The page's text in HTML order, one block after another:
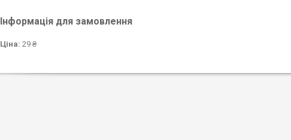
Інформація для замовлення
Ціна: 29 ₴